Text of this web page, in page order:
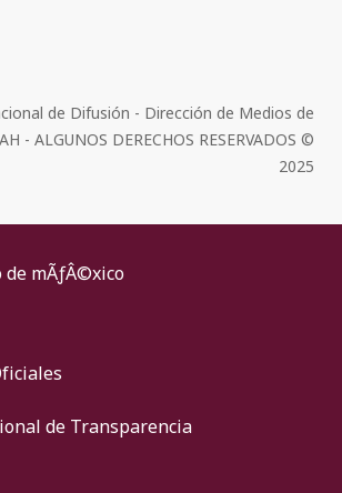
de Difusión - Dirección de Medios de
- ALGUNOS DERECHOS RESERVADOS ©
2025
de Transparencia